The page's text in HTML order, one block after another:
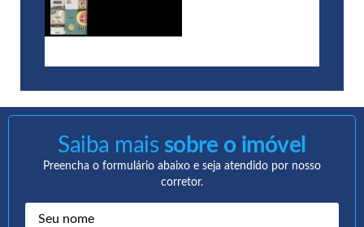
Saiba mais sobre o imóvel
Preencha o formulário abaixo e seja atendido por nosso
corretor.